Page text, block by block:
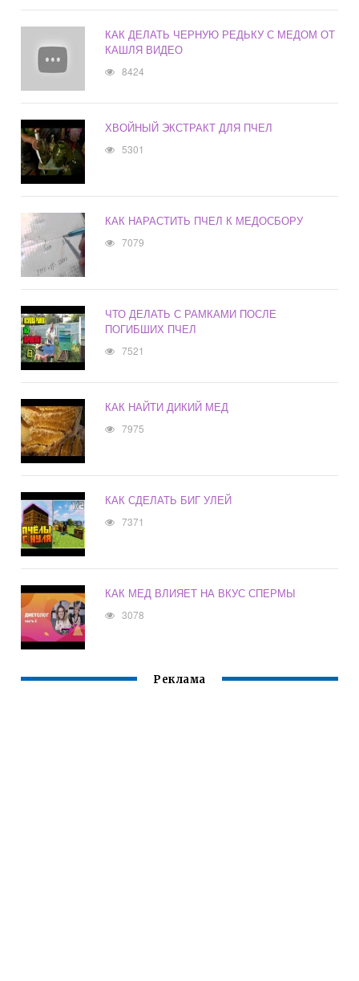
КАК ДЕЛАТЬ ЧЕРНУЮ РЕДЬКУ С МЕДОМ ОТ
КАШЛЯ ВИДЕО
8424
ХВОЙНЫЙ ЭКСТРАКТ ДЛЯ ПЧЕЛ
5301
КАК НАРАСТИТЬ ПЧЕЛ К МЕДОСБОРУ
7079
ЧТО ДЕЛАТЬ С РАМКАМИ ПОСЛЕ
ПОГИБШИХ ПЧЕЛ
7521
КАК НАЙТИ ДИКИЙ МЕД
7975
КАК СДЕЛАТЬ БИГ УЛЕЙ
7371
КАК МЕД ВЛИЯЕТ НА ВКУС СПЕРМЫ
3078
Реклама